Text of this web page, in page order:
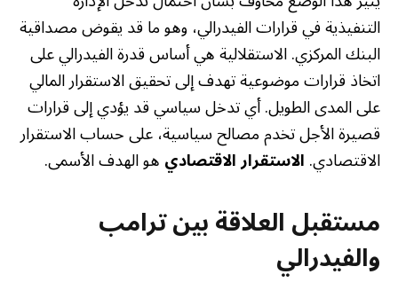
التنفيذية في قرارات الفيدرالي، وهو ما قد يقوض مصداقية
البنك المركزي. الاستقلالية هي أساس قدرة الفيدرالي على
اتخاذ قرارات موضوعية تهدف إلى تحقيق الاستقرار المالي
على المدى الطويل. أي تدخل سياسي قد يؤدي إلى قرارات
قصيرة الأجل تخدم مصالح سياسية، على حساب الاستقرار
الاقتصادي.الاستقرار الاقتصاديهو الهدف الأسمى.
مستقبل العلاقة بين ترامب
والفيدرالي